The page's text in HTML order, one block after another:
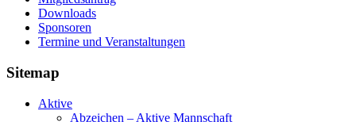
Downloads
Sponsoren
Termine und Veranstaltungen
Sitemap
Aktive
Abzeichen – Aktive Mannschaft